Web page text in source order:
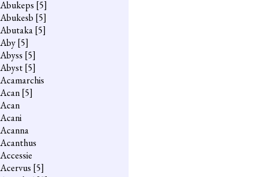
Abukeps [5]
Abukesb [5]
Abutaka[5]
Aby[5]
Abyss [5]
Abyst[5]
Acamarchis
Acan[5]
Acan
Acani
Acanna
Acanthus
Accessie
Acervus [5]